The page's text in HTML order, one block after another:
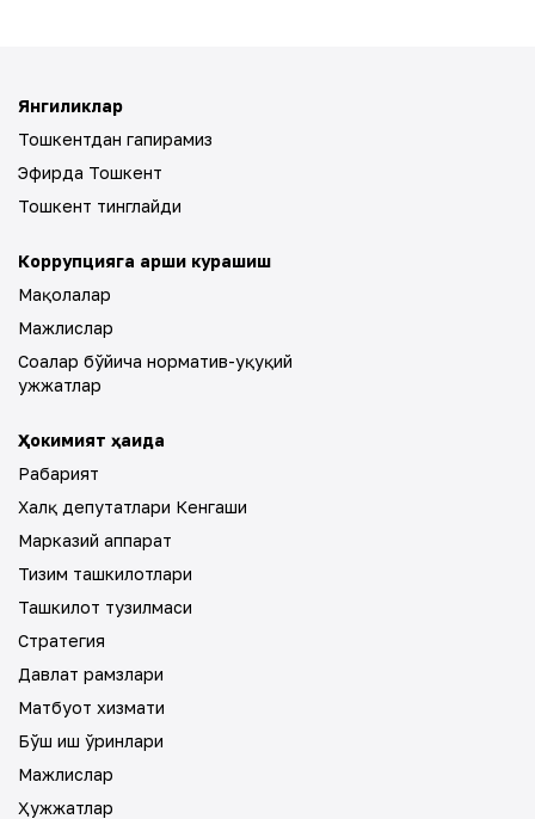
Янгиликлар
Тошкентдан гапирамиз
Эфирда Тошкент
Тошкент тинглайди
Коррупцияга қарши курашиш
Мақолалар
Мажлислар
Соҳалар бўйича норматив-ҳуқуқий
ҳужжатлар
Ҳокимият ҳақида
Раҳбарият
Халқ депутатлари Кенгаши
Марказий аппарат
Тизим ташкилотлари
Ташкилот тузилмаси
Стратегия
Давлат рамзлари
Матбуот хизмати
Бўш иш ўринлари
Мажлислар
Ҳужжатлар